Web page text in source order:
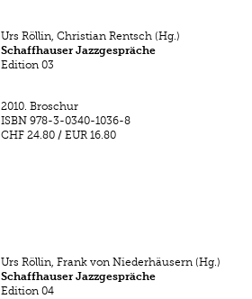
Urs Röllin, Christian Rentsch (Hg.)
Schaffhauser Jazzgespräche
Edition 03
2010. Broschur
ISBN 978-3-0340-1036-8
CHF 24.80 /EUR 16.80
Urs Röllin, Frank von Niederhäusern (Hg.)
Schaffhauser Jazzgespräche
Edition 04